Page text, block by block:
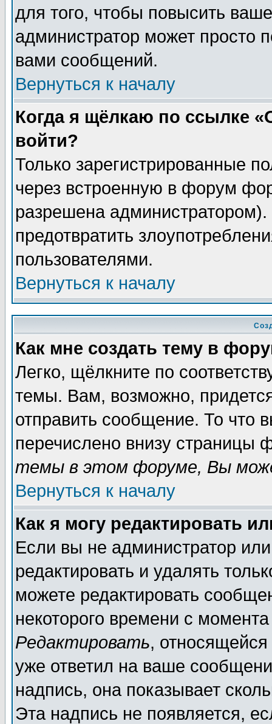
для того, чтобы повысить
администратор может просто
вами сообщений.
Вернуться к началу
Когда я щёлкаю по ссылке
войти?
Только зарегистрированные
через встроенную в форум
разрешена
предотвратить
пользователями.
Вернуться к началу
Как мне создать тему в
Легко, щёлкните по
темы. Вам, возможно,
отправить сообщение. То что
перечислено внизу страницы
темы в этом форуме, Вы
Вернуться к началу
Как я могу редактировать
Если вы не администратор
редактировать и удалять
можете редактировать
некоторого времени с
Редактировать,
уже ответил на ваше
надпись, она показывает
Эта надпись не появляется,